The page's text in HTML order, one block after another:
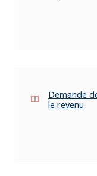
Demande
le revenu